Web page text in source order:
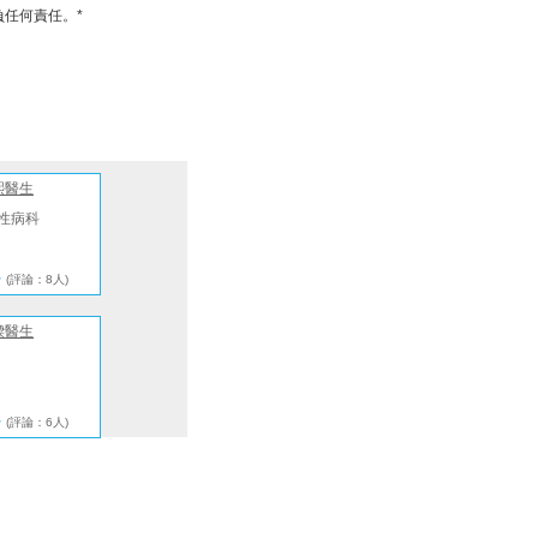
任何責任。*
醫生
病科
(評論：8人)
醫生
(評論：6人)